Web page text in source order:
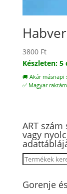
3800 Ft
Készleten: 5
🚚 Akár másnapi
✅ Magyar
ART
vagy
Keresés
következőre:
Gorenje